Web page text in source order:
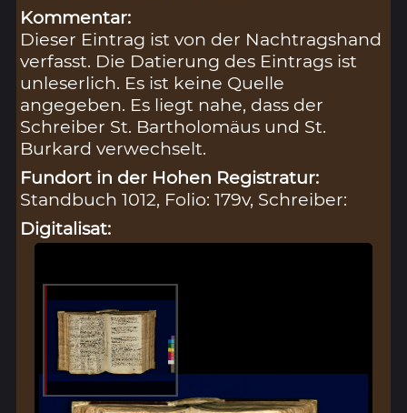
Kommentar:
Dieser Eintrag ist von der Nachtragshand
verfasst. Die Datierung des Eintrags ist
unleserlich. Es ist keine Quelle
angegeben. Es liegt nahe, dass der
Schreiber St. Bartholomäus und St.
Burkard verwechselt.
Fundort in der Hohen Registratur:
Standbuch 1012, Folio: 179v, Schreiber:
Digitalisat: